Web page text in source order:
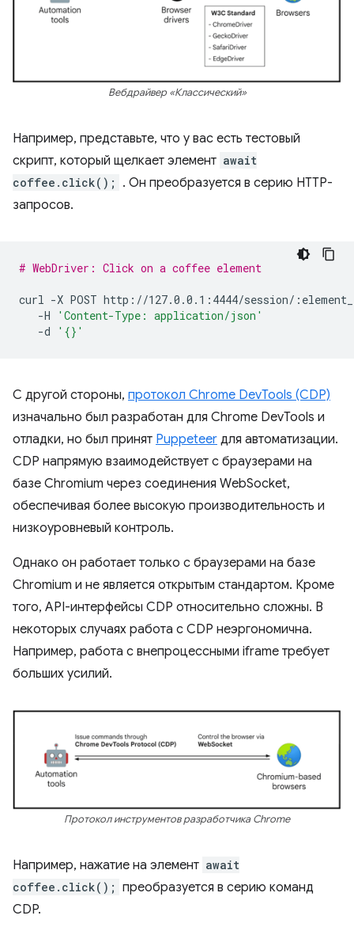
Вебдрайвер «Классический»
Например, представьте, что у вас есть тестовый
скрипт, который щелкает элемент await
coffee.click();
. Он преобразуется в серию HTTP-
запросов.
# WebDriver: Click on a coffee element
curl -X POST
-H
'Content-Type: application/json'
-d
'{}'
С другой стороны, протокол Chrome DevTools (CDP)
изначально был разработан для Chrome DevTools и
отладки, но был принят Puppeteer для автоматизации.
CDP напрямую взаимодействует с браузерами на
базе Chromium через соединения WebSocket,
обеспечивая более высокую производительность и
низкоуровневый контроль.
Однако он работает только с браузерами на базе
Chromium и не является открытым стандартом. Кроме
того, API-интерфейсы CDP относительно сложны. В
некоторых случаях работа с CDP неэргономична.
Например, работа с внепроцессными iframe требует
больших усилий.
Протокол инструментов разработчика Chrome
Например, нажатие на элемент await
coffee.click(); преобразуется в серию команд
CDP.